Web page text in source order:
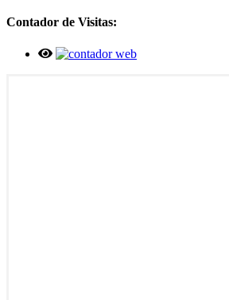
Contador de Visitas: